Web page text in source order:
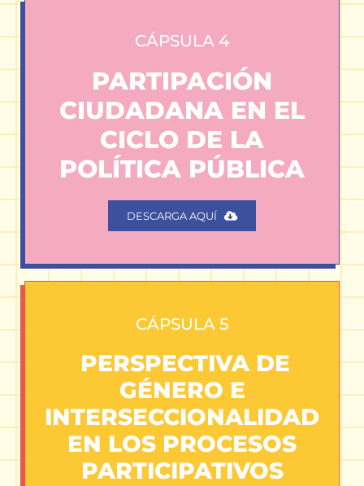
CÁPSULA 4
PARTIPACIÓN
CIUDADANA EN EL
CICLO DE LA
POLÍTICA PÚBLICA
DESCARGA AQUÍ
CÁPSULA 5
PERSPECTIVA DE
GÉNERO E
INTERSECCIONALIDAD
EN LOS PROCESOS
PARTICIPATIVOS